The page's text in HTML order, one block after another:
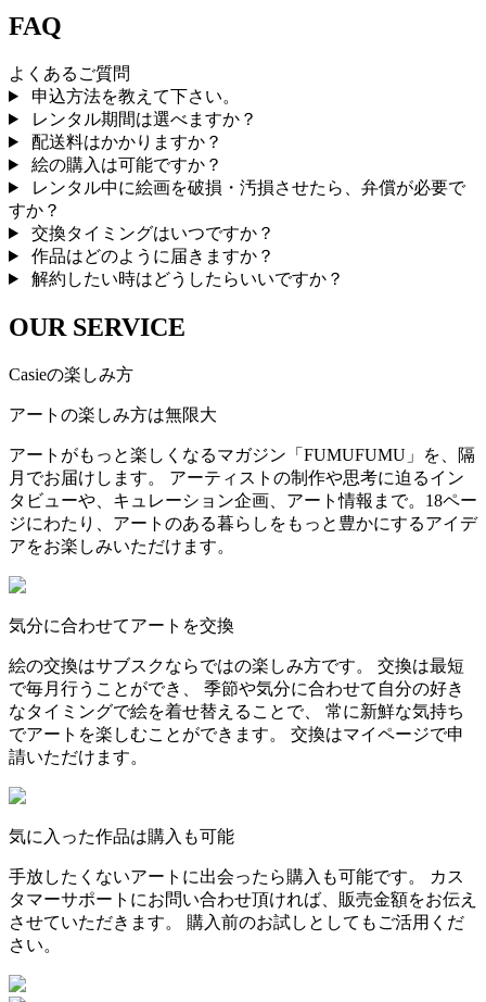
FAQ
よくあるご質問
申込方法を教えて下さい。
レンタル期間は選べますか？
配送料はかかりますか？
絵の購入は可能ですか？
レンタル中に絵画を破損・汚損させたら、弁償が必要で
すか？
交換タイミングはいつですか？
作品はどのように届きますか？
解約したい時はどうしたらいいですか？
OUR SERVICE
Casieの楽しみ方
アートの楽しみ方は無限大
アートがもっと楽しくなるマガジン「FUMUFUMU」を、隔
月でお届けします。 アーティストの制作や思考に迫るイン
タビューや、キュレーション企画、アート情報まで。18ペー
ジにわたり、アートのある暮らしをもっと豊かにするアイデ
アをお楽しみいただけます。
気分に合わせてアートを交換
絵の交換はサブスクならではの楽しみ方です。 交換は最短
で毎月行うことができ、 季節や気分に合わせて自分の好き
なタイミングで絵を着せ替えることで、 常に新鮮な気持ち
でアートを楽しむことができます。 交換はマイページで申
請いただけます。
気に入った作品は購入も可能
手放したくないアートに出会ったら購入も可能です。 カス
タマーサポートにお問い合わせ頂ければ、販売金額をお伝え
させていただきます。 購入前のお試しとしてもご活用くだ
さい。